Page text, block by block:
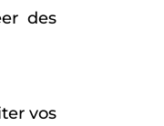
des
vos